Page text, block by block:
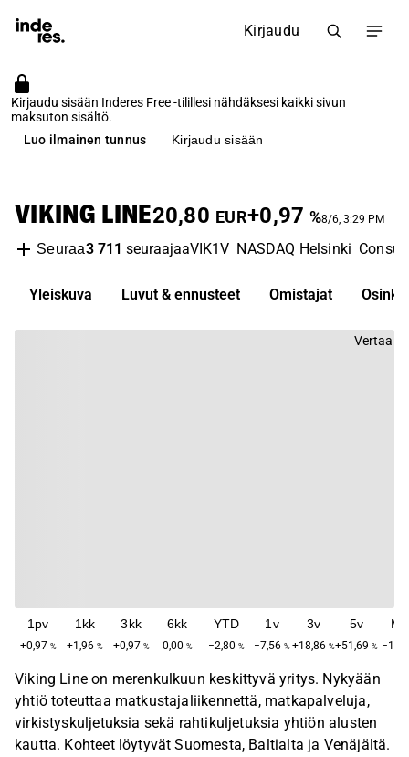
Kirjaudu
Kirjaudu sisään Inderes Free -tilillesi nähdäksesi kaikki sivun
maksuton sisältö.
Luo ilmainen tunnus
Kirjaudu sisään
VIKING LINE20,80 EUR+0,97 %8/6, 3:29 PM
Seuraa3 711 seuraajaaVIK1V NASDAQ Helsinki
Yleiskuva Luvut & ennusteet Omistajat Osinko
Vertaa
1pv
+0,97 %
1kk
+1,96 %
3kk
+0,97 %
6kk
0,00 %
YTD
−2,80 %
1v
−7,56 %
3v
+18,86 %
5v
+51,69 %
Viking Line on merenkulkuun keskittyvä yritys. Nykyään
yhtiö toteuttaa matkustajaliikennettä, matkapalveluja,
virkistyskuljetuksia sekä rahtikuljetuksia yhtiön alusten
kautta. Kohteet löytyvät Suomesta, Baltialta ja Venäjältä.